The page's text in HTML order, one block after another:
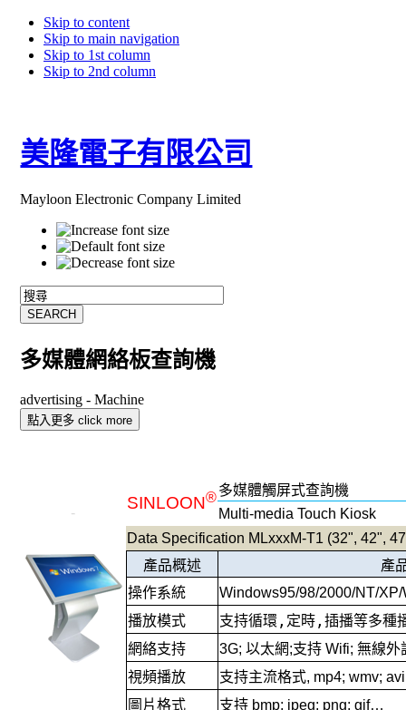
Skip to content
Skip to main navigation
Skip to 1st column
Skip to 2nd column
美隆電子有限公司
Mayloon Electronic Company Limited
多媒體網絡板查詢機
advertising -Machine
點入更多 click more
-
SINLOON®多媒體觸屏式查詢機
Multi-media Touch Kiosk
Data Specification MLxxxM-T1 (32", 42",
產品概述
產
操作系統
Windows95/98/2000/NT/
播放模式
支持循環,定時,插播等多種
網絡支持
3G;以太網;支持Wifi; 無線外
視頻播放 支持主流格式, mp4; wmv;
圖片格式 支持 bmp; jpeg; png; gif…